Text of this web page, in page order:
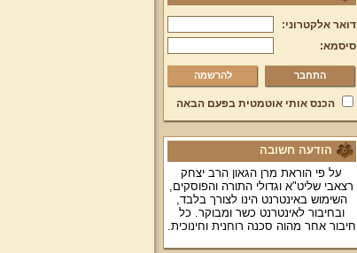
דואר אלקטרוני:
סיסמא:
להרשמה
הכנס אותי אוטמטית בפעם הבאה
הודעה חשובה
על פי הוראת מרן הגאון הרב יצחק
רצאבי שליט"א וגדולי התורה והפוסקים,
השימוש באינטרנט הינו לצורך בלבד,
ובחיבור לאינטרנט כשר ומבוקר. כל
חיבור אחר מהוה סכנה רוחנית וחינוכית.